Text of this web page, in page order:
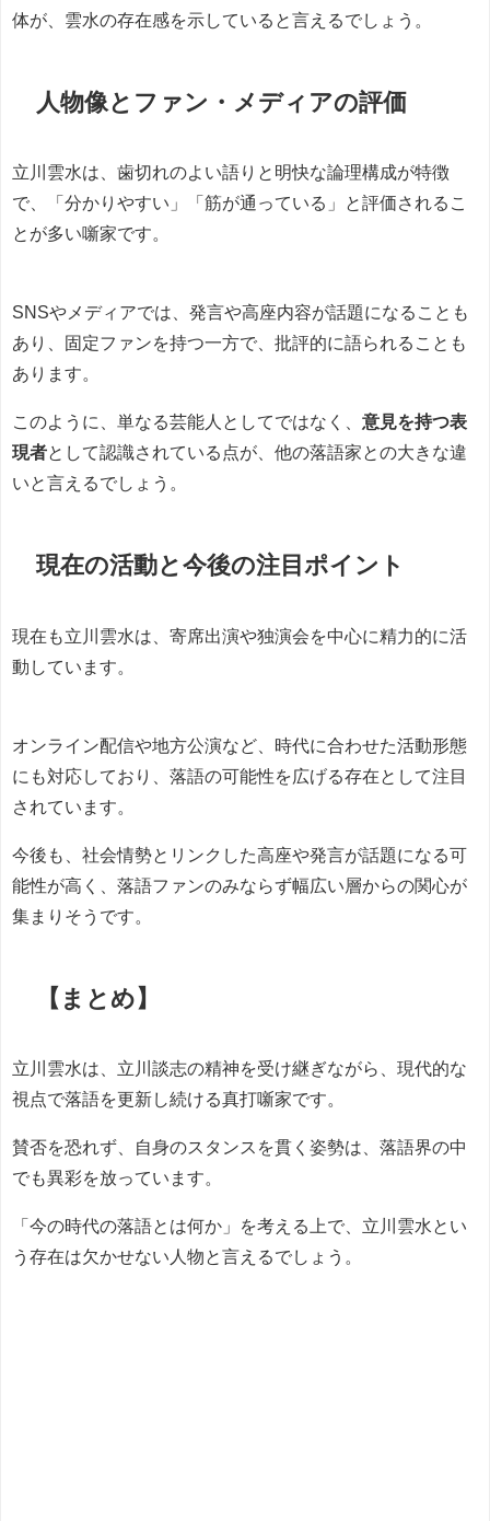
体が、雲水の存在感を示していると言えるでしょう。
人物像とファン・メディアの評価
立川雲水は、歯切れのよい語りと明快な論理構成が特徴
で、「分かりやすい」「筋が通っている」と評価されるこ
とが多い噺家です。
SNSやメディアでは、発言や高座内容が話題になることも
あり、固定ファンを持つ一方で、批評的に語られることも
あります。
このように、単なる芸能人としてではなく、 意見を持つ表
現者として認識されている点が、他の落語家との大きな違
いと言えるでしょう。
現在の活動と今後の注目ポイント
現在も立川雲水は、寄席出演や独演会を中心に精力的に活
動しています。
オンライン配信や地方公演など、時代に合わせた活動形態
にも対応しており、落語の可能性を広げる存在として注目
されています。
今後も、社会情勢とリンクした高座や発言が話題になる可
能性が高く、落語ファンのみならず幅広い層からの関心が
集まりそうです。
【まとめ】
立川雲水は、立川談志の精神を受け継ぎながら、現代的な
視点で落語を更新し続ける真打噺家です。
賛否を恐れず、自身のスタンスを貫く姿勢は、落語界の中
でも異彩を放っています。
「今の時代の落語とは何か」を考える上で、立川雲水とい
う存在は欠かせない人物と言えるでしょう。